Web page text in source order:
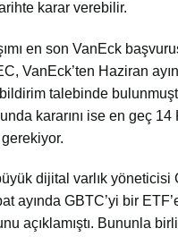
karar verebilir.
en son VanEck
VanEck’ten Haziran
talebinde
kararını ise en geç 14
dijital varlık yöneticisi
ayında GBTC’yi bir
açıklamıştı. Bununla